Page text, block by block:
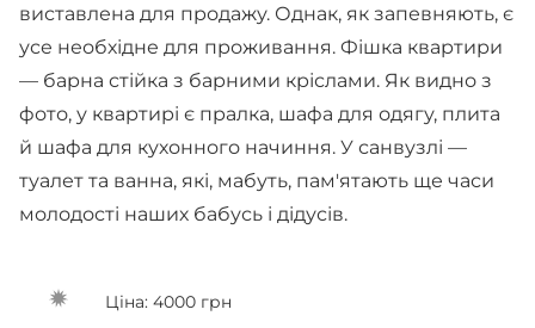
виставлена для продажу. Однак, як запевняють, є
усе необхідне для проживання. Фішка квартири
— барна стійка з барними кріслами. Як видно з
фото, у квартирі є пралка, шафа для одягу, плита
й шафа для кухонного начиння. У санвузлі —
туалет та ванна, які, мабуть, пам'ятають ще часи
молодості наших бабусь і дідусів.
Ціна: 4000 грн